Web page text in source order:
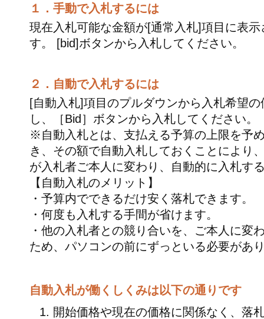
１．手動で入札するには
現在入札可能な金額が[通常入札]項目に表示
す。 [bid]ボタンから入札してください。
２．自動で入札するには
[自動入札]項目のプルダウンから入札希望
し、［Bid］ボタンから入札してください。
※自動入札とは、支払える予算の上限を予
き、その額で自動入札しておくことにより
が入札者ご本人に変わり、自動的に入札す
【自動入札のメリット】
・予算内でできるだけ安く落札できます。
・何度も入札する手間が省けます。
・他の入札者との競り合いを、ご本人に変
ため、パソコンの前にずっといる必要があ
自動入札が働くしくみは以下の通りです
開始価格や現在の価格に関係なく、落